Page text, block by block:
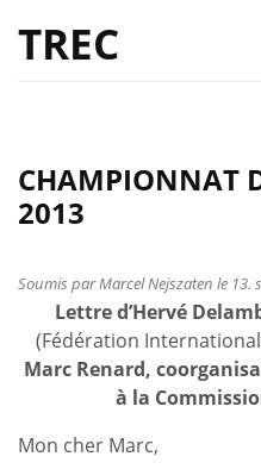
TREC
CHAMPIONNAT
2013
Soumis parMarcel Nejszaten le 13.
Lettre d’Hervé
(Fédération
Marc Renard,
à la
Mon cher Marc,